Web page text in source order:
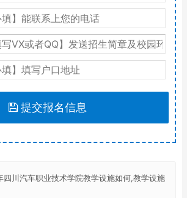
提交报名信息
四川汽车职业技术学院教学设施如何,教学设施